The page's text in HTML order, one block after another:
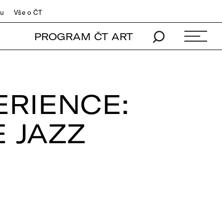
Vše o ČT
PROGRAM ČT ART
JAZZ